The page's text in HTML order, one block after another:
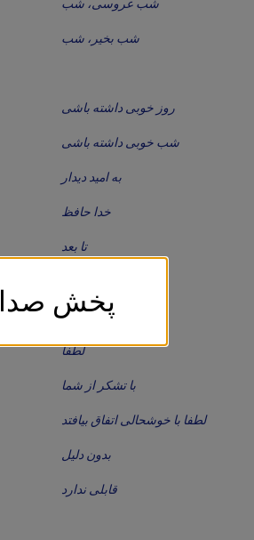
شب عروسی، شب
شب بخیر، شب
روز خوبی داشته باشی
شب خوبی داشته باشی
به امید دیدار
خدا حافظ
تا بعد
لطفا
با تشکر از شما
لطفا با خوشحالی اتفاق بیافتد
بدون دلیل
قابلی ندارد
پخش صدا